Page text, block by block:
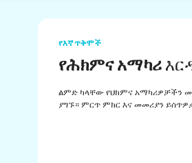
የእኛ ጥቅሞች
የሕክምና አማካሪ
ልምድ ካላቸው የህክምና አማካሪዎቻችን
ያግኙ። ምርጥ ምክር እና መመሪያን